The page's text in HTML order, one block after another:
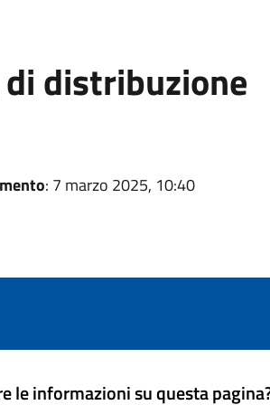
di distribuzione
: 7 marzo 2025, 10:40
le informazioni su questa